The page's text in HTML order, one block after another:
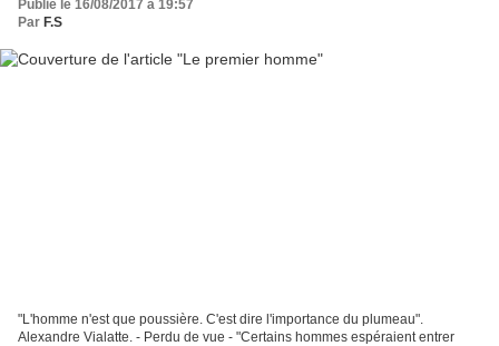
Publié le 16/08/2017 à 19:57
Par F.S
"L'homme n'est que poussière. C'est dire l'importance du plumeau".
Alexandre Vialatte. - Perdu de vue - "Certains hommes espéraient entrer